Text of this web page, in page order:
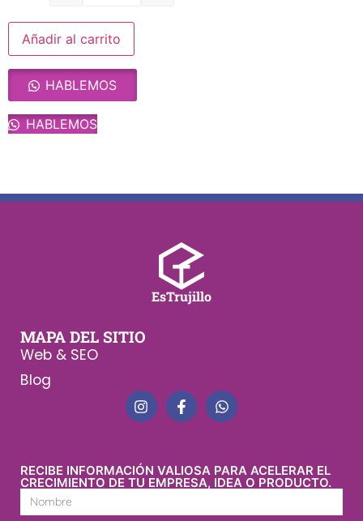
Añadir al carrito
HABLEMOS
HABLEMOS
EsTrujillo
MAPA DEL SITIO
Web & SEO
Blog
RECIBE INFORMACIÓN VALIOSA PARA ACELERAR EL
CRECIMIENTO DE TU EMPRESA, IDEA O PRODUCTO.